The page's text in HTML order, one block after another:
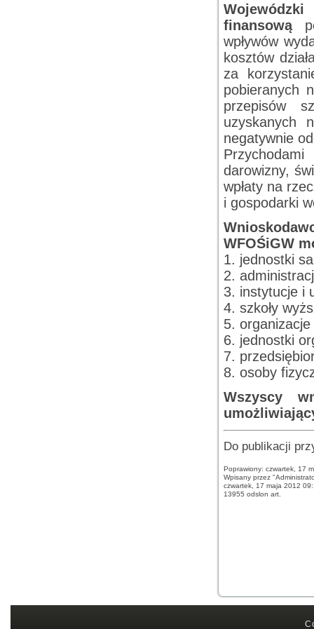
finansową
wpływów
kosztów
za
pobieranych
przepisów
uzyskanych
negatywnie
darowizny,
wpłaty na
i gospodarki
WFOŚiGW
1. jednostki
2.
3. instytucje i
4. szkoły
5.
6. jednostki
7.
8. osoby
Wszyscy
Do publikacji
Poprawiony: czwartek, 17
Wpisany przez
czwartek, 17 maja 2012
13955 odslon art.